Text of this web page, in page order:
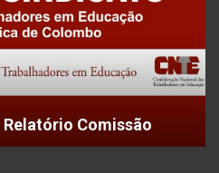
Relatório Comissão